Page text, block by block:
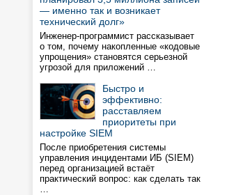
— именно так и возникает
технический долг»
Инженер-программист рассказывает
о том, почему накопленные «кодовые
упрощения» становятся серьезной
угрозой для приложений …
Быстро и
эффективно:
расставляем
приоритеты при
настройке SIEM
После приобретения системы
управления инцидентами ИБ (SIEM)
перед организацией встаёт
практический вопрос: как сделать так
…